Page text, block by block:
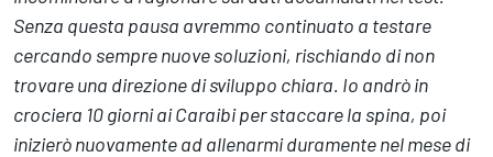
Senza questa pausa avremmo continuato a testare
cercando sempre nuove soluzioni, rischiando di non
trovare una direzione di sviluppo chiara. Io andrò in
crociera 10 giorni ai Caraibi per staccare la spina, poi
inizierò nuovamente ad allenarmi duramente nel mese di